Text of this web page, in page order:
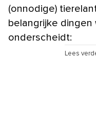
(onnodige)
belangrijke dingen
onderscheidt:
Lees